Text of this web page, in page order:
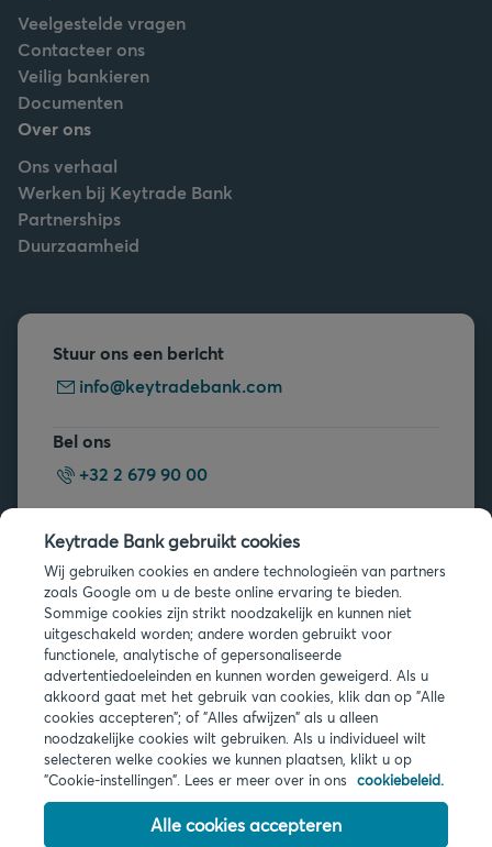
Veelgestelde vragen
Contacteer ons
Veilig bankieren
Documenten
Over ons
Ons verhaal
Werken bij Keytrade Bank
Partnerships
Duurzaamheid
Stuur ons een bericht
info@keytradebank.com
Bel ons
+32 2 679 90 00
Vragen?
Veelgestelde vragen
Juridische info
Privacy
Cookies
PSD2
Toegankelijkheid
Keytrade Bank gebruikt cookies
Wij gebruiken cookies en andere technologieën van partners
zoals Google om u de beste online ervaring te bieden.
Sommige cookies zijn strikt noodzakelijk en kunnen niet
uitgeschakeld worden; andere worden gebruikt voor
functionele, analytische of gepersonaliseerde
advertentiedoeleinden en kunnen worden geweigerd. Als u
akkoord gaat met het gebruik van cookies, klik dan op "Alle
cookies accepteren"; of "Alles afwijzen" als u alleen
noodzakelijke cookies wilt gebruiken. Als u individueel wilt
selecteren welke cookies we kunnen plaatsen, klikt u op
"Cookie-instellingen". Lees er meer over in ons cookiebeleid.
Alle cookies accepteren